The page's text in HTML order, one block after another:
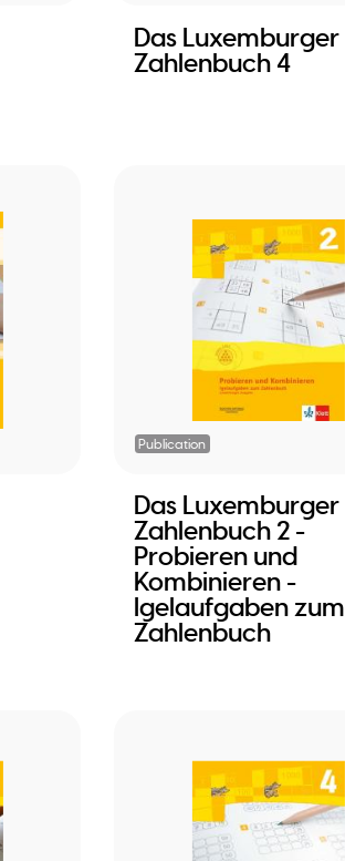
Das Luxemburger
Zahlenbuch 4
Publication
Das Luxemburger
Zahlenbuch 2 -
Probieren und
Kombinieren -
Igelaufgaben zum
Zahlenbuch